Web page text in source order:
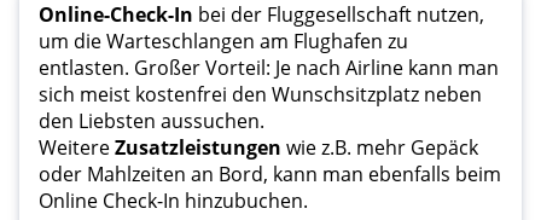
Online-Check-In bei der Fluggesellschaft nutzen,
um die Warteschlangen am Flughafen zu
entlasten. Großer Vorteil: Je nach Airline kann man
sich meist kostenfrei den Wunschsitzplatz neben
den Liebsten aussuchen.
Weitere Zusatzleistungen wie z.B. mehr Gepäck
oder Mahlzeiten an Bord, kann man ebenfalls beim
Online Check-In hinzubuchen.